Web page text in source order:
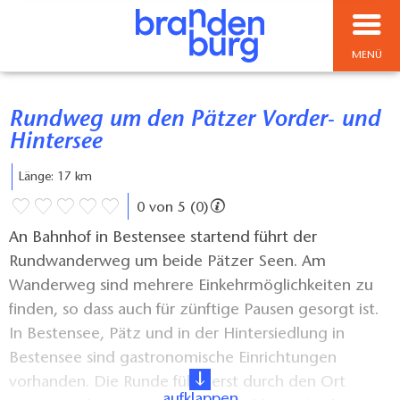
MENÜ
Rundweg um den Pätzer Vorder- und
Hintersee
Länge: 17 km
0 von 5 (0)
An Bahnhof in Bestensee startend führt der
Rundwanderweg um beide Pätzer Seen. Am
Wanderweg sind mehrere Einkehrmöglichkeiten zu
finden, so dass auch für zünftige Pausen gesorgt ist.
In Bestensee, Pätz und in der Hintersiedlung in
Bestensee sind gastronomische Einrichtungen
vorhanden. Die Runde führt erst durch den Ort